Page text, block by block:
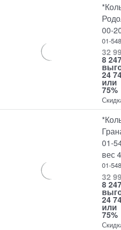
00-
01-
32
8
24
или
75%
01-
вес
01-
32
8
24
или
75%